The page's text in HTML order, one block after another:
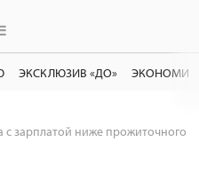
ЭКСКЛЮЗИВ «ДО»
зарплатой ниже прожиточного